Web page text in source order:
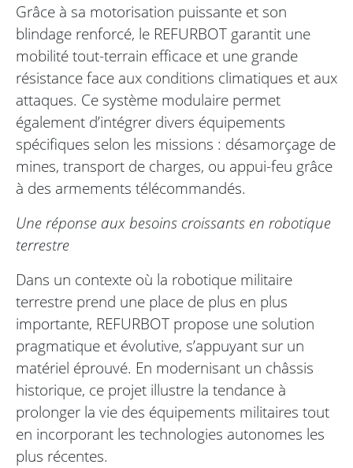
Grâce à sa motorisation puissante et son
blindage renforcé, le REFURBOT garantit une
mobilité tout-terrain efficace et une grande
résistance face aux conditions climatiques et aux
attaques. Ce système modulaire permet
également d’intégrer divers équipements
spécifiques selon les missions : désamorçage de
mines, transport de charges, ou appui-feu grâce
à des armements télécommandés.
Une réponse aux besoins croissants en robotique
terrestre
Dans un contexte où la robotique militaire
terrestre prend une place de plus en plus
importante, REFURBOT propose une solution
pragmatique et évolutive, s’appuyant sur un
matériel éprouvé. En modernisant un châssis
historique, ce projet illustre la tendance à
prolonger la vie des équipements militaires tout
en incorporant les technologies autonomes les
plus récentes.